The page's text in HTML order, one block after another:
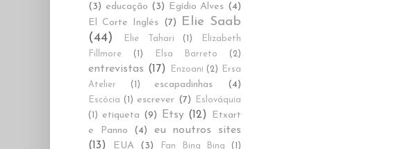
(3) educação (3) Egídio Alves (4)
El Corte Inglés (7)
Elie Saab
(44)
Elie Tahari (1)
Elizabeth
Fillmore
(1) Elsa Barreto (2)
entrevistas (17) Enzoani (2)
Ersa
Atelier
(1) escapadinhas (4)
Escócia (1) escrever (7)
Eslováquia
(1)
etiqueta (9) Etsy (12)
Etxart
e Panno
(4)
eu noutros sites
(13)
EUA (3) Fan Bing Bing (1)